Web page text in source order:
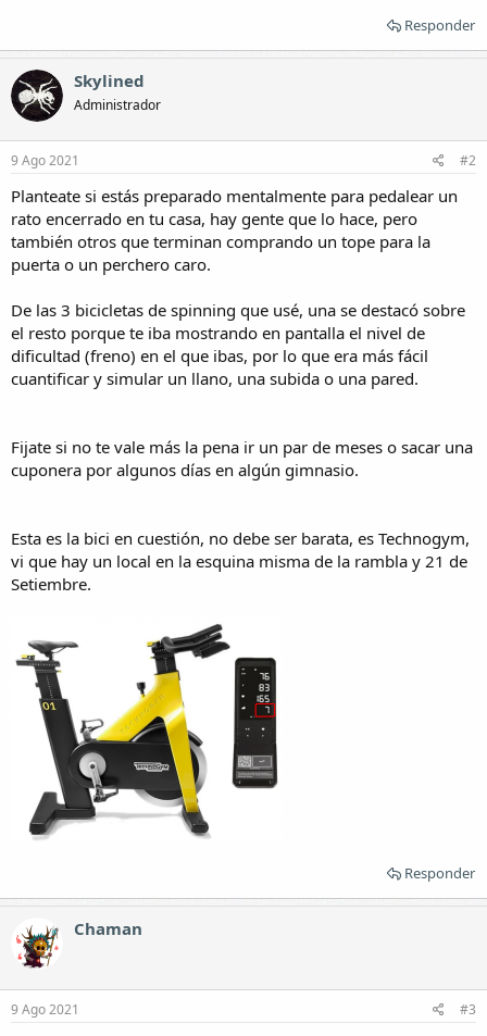
Responder
Skylined
Administrador
9 Ago 2021 #2
Planteate si estás preparado mentalmente para pedalear un
rato encerrado en tu casa, hay gente que lo hace, pero
también otros que terminan comprando un tope para la
puerta o un perchero caro.
De las 3 bicicletas de spinning que usé, una se destacó sobre
el resto porque te iba mostrando en pantalla el nivel de
dificultad (freno) en el que ibas, por lo que era más fácil
cuantificar y simular un llano, una subida o una pared.
Fijate si no te vale más la pena ir un par de meses o sacar una
cuponera por algunos días en algún gimnasio.
Esta es la bici en cuestión, no debe ser barata, es Technogym,
vi que hay un local en la esquina misma de la rambla y 21 de
Setiembre.
Responder
Chaman
9 Ago 2021 #3